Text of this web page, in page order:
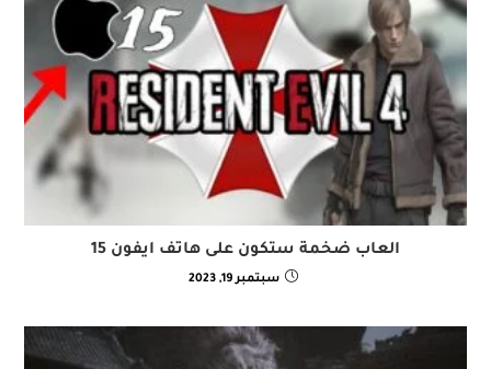
العاب ضخمة ستكون على هاتف ايفون 15
سبتمبر 19, 2023